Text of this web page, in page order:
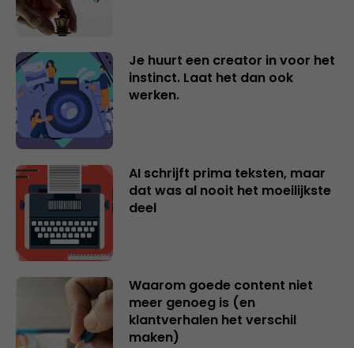
Je huurt een creator in voor het
instinct. Laat het dan ook
werken.
AI schrijft prima teksten, maar
dat was al nooit het moeilijkste
deel
Waarom goede content niet
meer genoeg is (en
klantverhalen het verschil
maken)